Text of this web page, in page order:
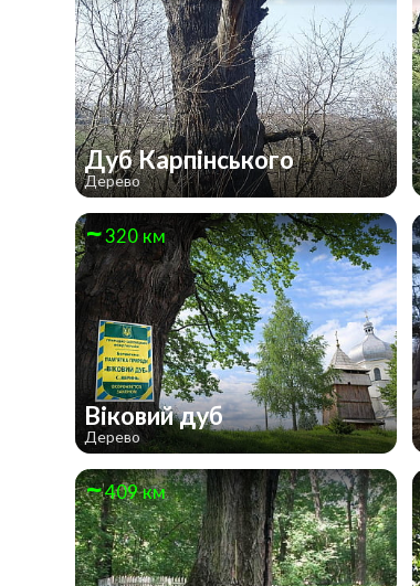
Дуб Карпінського
Дерево
320 км
Віковий дуб
Дерево
409 км